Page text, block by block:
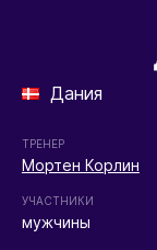
Дания
ТРЕНЕР
Мортен Корлин
УЧАСТНИКИ
мужчины